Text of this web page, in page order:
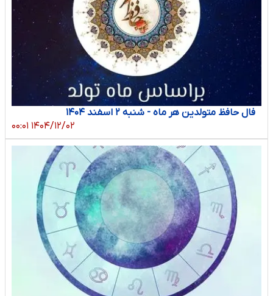
فال حافظ متولدین هر ماه - شنبه ۲ اسفند ۱۴۰۴
۱۴۰۴/۱۲/۰۲ ۰۰:۰۱